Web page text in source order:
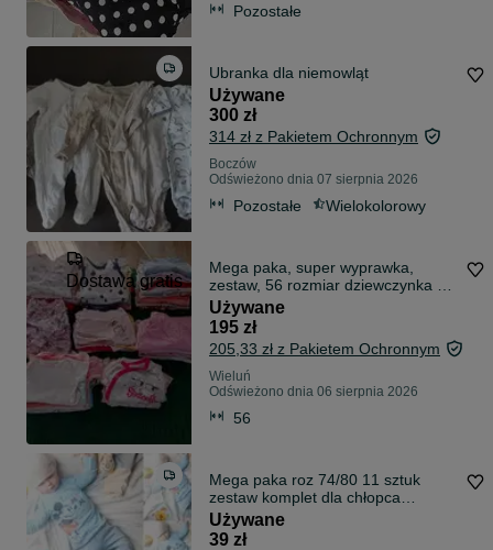
Pozostałe
Ubranka dla niemowląt
Używane
300 zł
314 zł z Pakietem Ochronnym
Boczów
Odświeżono dnia 07 sierpnia 2026
Pozostałe Wielokolorowy
Dostawa gratis
Mega paka, super wyprawka,
zestaw, 56 rozmiar dziewczynka 67
szt
Używane
195 zł
205,33 zł z Pakietem Ochronnym
Wieluń
Odświeżono dnia 06 sierpnia 2026
56
Mega paka roz 74/80 11 sztuk
zestaw komplet dla chłopca
wyprawka dres bluza spodnie
Używane
39 zł